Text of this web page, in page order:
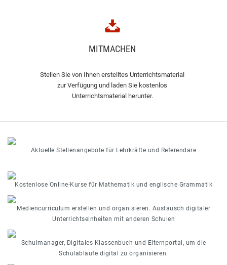
MITMACHEN
Stellen Sie von Ihnen erstelltes Unterrichtsmaterial
zur Verfügung und laden Sie kostenlos
Unterrichtsmaterial herunter.
Aktuelle Stellenangebote für Lehrkräfte und Referendare
Kostenlose Online-Kurse für Mathematik und englische Grammatik
Mediencurriculum erstellen und organisieren. Austausch digitaler
Unterrichtseinheiten mit anderen Schulen
Schulmanager, Digitales Klassenbuch und Elternportal, um die
Schulabläufe digital zu organisieren.